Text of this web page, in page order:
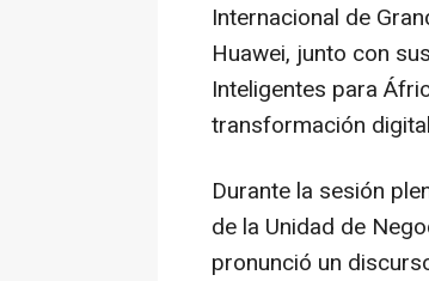
Internacional de
Huawei, junto con
Inteligentes para
transformación
Durante la sesión
de la Unidad de
pronunció un